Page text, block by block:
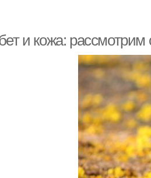
и кожа: